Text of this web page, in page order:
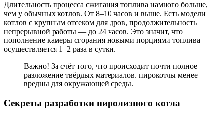
Длительность процесса сжигания топлива намного больше,
чем у обычных котлов. От 8–10 часов и выше. Есть модели
котлов с крупным отсеком для дров, продолжительность
непрерывной работы — до 24 часов. Это значит, что
пополнение камеры сгорания новыми порциями топлива
осуществляется 1–2 раза в сутки.
Важно! За счёт того, что происходит почти полное
разложение твёрдых материалов, пирокотлы менее
вредны для окружающей среды.
Секреты разработки пиролизного котла